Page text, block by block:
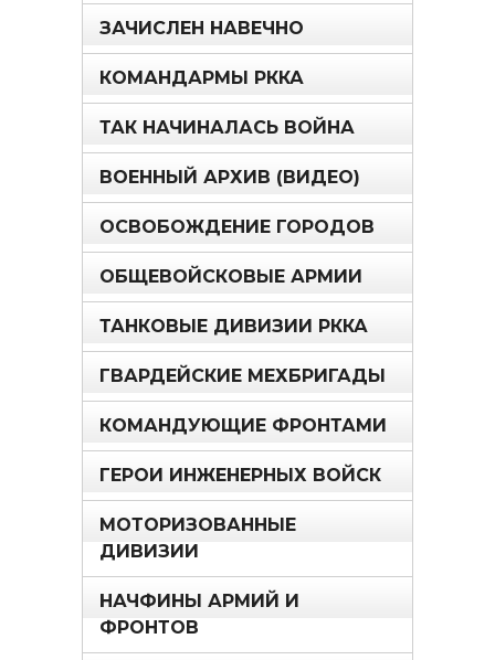
ЗАЧИСЛЕН НАВЕЧНО
КОМАНДАРМЫ РККА
ТАК НАЧИНАЛАСЬ ВОЙНА
ВОЕННЫЙ АРХИВ (ВИДЕО)
ОСВОБОЖДЕНИЕ ГОРОДОВ
ОБЩЕВОЙСКОВЫЕ АРМИИ
ТАНКОВЫЕ ДИВИЗИИ РККА
ГВАРДЕЙСКИЕ МЕХБРИГАДЫ
КОМАНДУЮЩИЕ ФРОНТАМИ
ГЕРОИ ИНЖЕНЕРНЫХ ВОЙСК
МОТОРИЗОВАННЫЕ
ДИВИЗИИ
НАЧФИНЫ АРМИЙ И
ФРОНТОВ